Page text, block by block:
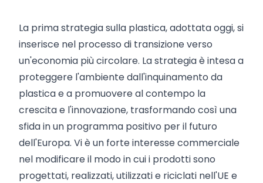
La prima strategia sulla plastica, adottata oggi, si
inserisce nel processo di transizione verso
un'economia più circolare. La strategia è intesa a
proteggere l'ambiente dall'inquinamento da
plastica e a promuovere al contempo la
crescita e l'innovazione, trasformando così una
sfida in un programma positivo per il futuro
dell'Europa. Vi è un forte interesse commerciale
nel modificare il modo in cui i prodotti sono
progettati, realizzati, utilizzati e riciclati nell'UE e